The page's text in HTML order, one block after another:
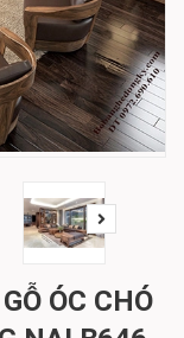
ÓC CHÓ